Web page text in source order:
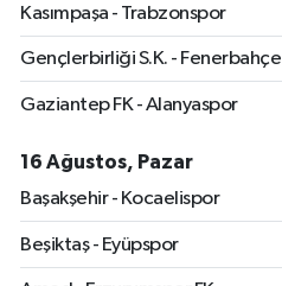
Kasımpaşa - Trabzonspor
Gençlerbirliği S.K. - Fenerbahçe
Gaziantep FK - Alanyaspor
16 Ağustos, Pazar
Başakşehir - Kocaelispor
Beşiktaş - Eyüpspor